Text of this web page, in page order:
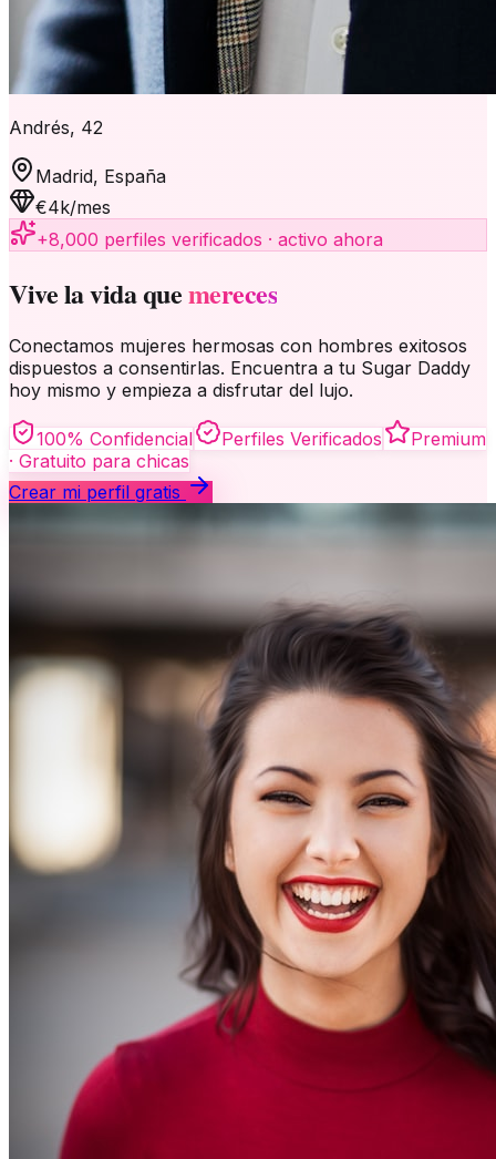
Andrés, 42
Madrid, España
€4k/mes
+8,000 perfiles verificados · activo ahora
Vive la vida quemereces
Conectamos mujeres hermosas con hombres exitosos
dispuestos a consentirlas. Encuentra a tu Sugar Daddy
hoy mismo y empieza a disfrutar del lujo.
100% Confidencial Perfiles Verificados
Premium
· Gratuito para chicas
Crear mi perfil gratis